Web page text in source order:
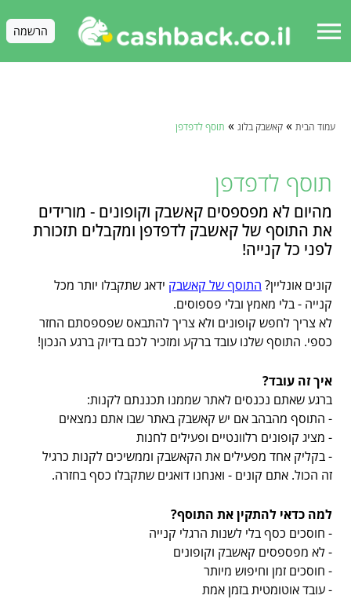
menu הרשמה
עמוד הבית » קאשבק בלוג » תוסף לדפדפן
תוסף לדפדפן
מהיום לא מפספסים קאשבק וקופונים - מורידים
את התוסף של קאשבק לדפדפן ומקבלים תזכורת
לפני כל קנייה!
קונים אונליין? התוסף של קאשבק ידאג שתקבלו יותר מכל
קנייה - בלי מאמץ ובלי פספוסים.
לא צריך לחפש קופונים ולא צריך להתבאס שפספסתם החזר
כספי. התוסף שלנו עובד ברקע ומזכיר לכם בדיוק ברגע הנכון!
איך זה עובד?
ברגע שאתם נכנסים לאתר שממנו תכננתם לקנות:
- התוסף מהבהב אם יש קאשבק באתר שבו אתם נמצאים
- מציג קופונים רלוונטיים ופעילים לחנות
- בקליק אחד מפעילים את הקאשבק וממשיכים לקנות כרגיל
זה הכול. אתם קונים - ואנחנו דואגים שתקבלו כסף בחזרה.
למה כדאי להתקין את התוסף?
- חוסכים כסף בלי לשנות הרגלי קנייה
- לא מפספסים קאשבק וקופונים
- חוסכים זמן וחיפוש מיותר
- עובד אוטומטית בזמן אמת